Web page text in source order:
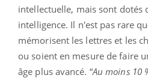
intellectuelle, mais sont dotés
intelligence. Il n'est pas rare
mémorisent les lettres et les
ou soient en mesure de faire
âge plus avancé. “Au moins 10